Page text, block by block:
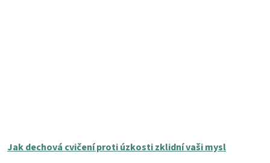
Jak dechová cvičení proti úzkosti zklidní vaši mysl